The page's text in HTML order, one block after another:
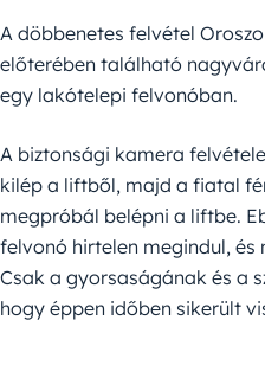
A döbbenetes felvétel
előterében található
egy lakótelepi felvonóban.
A biztonsági kamera
kilép a liftből, majd a fiatal
megpróbál belépni a liftbe.
felvonó hirtelen megindul,
Csak a gyorsaságának és a
hogy éppen időben sikerült